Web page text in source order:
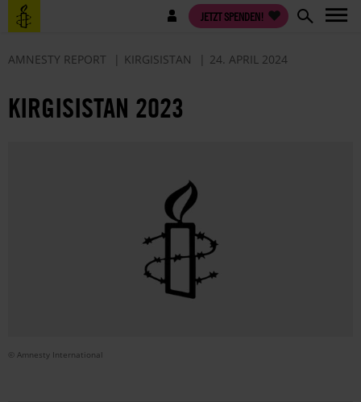
Direkt
zum
Benutzermenü JETZT SPENDEN!
AMNESTY REPORT KIRGISISTAN 24. APRIL 2024
KIRGISISTAN 2023
© Amnesty International